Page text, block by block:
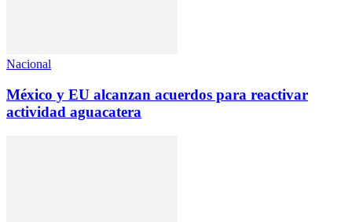
Nacional
México y EU alcanzan acuerdos para reactivar
actividad aguacatera